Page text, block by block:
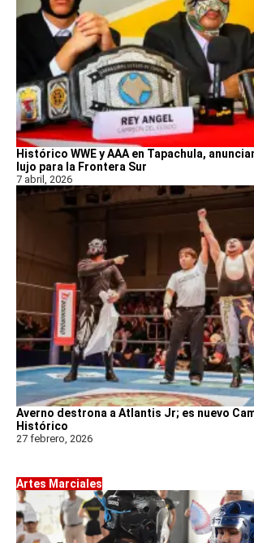
Histórico WWE y AAA en Tapachula,
lujo para la Frontera Sur
7 abril, 2026
Averno destrona a Atlantis Jr; es nuevo
Histórico
27 febrero, 2026
Artes Marciales